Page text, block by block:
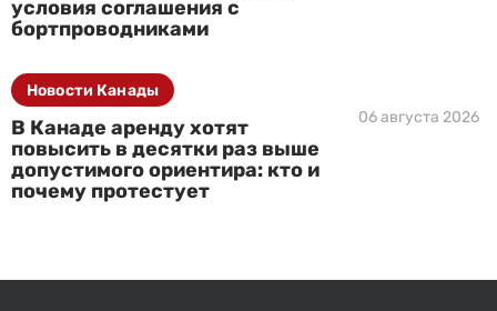
условия соглашения с
бортпроводниками
В Канаде аренду хотят
повысить в десятки раз выше
допустимого ориентира: кто и
почему протестует
06 августа 2026
Новости Канады